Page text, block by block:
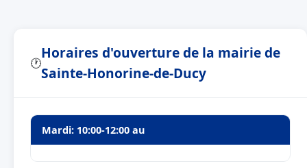
🕐
Horaires d'ouverture de la mairie de
Sainte-Honorine-de-Ducy
Mardi: 10:00-12:00 au